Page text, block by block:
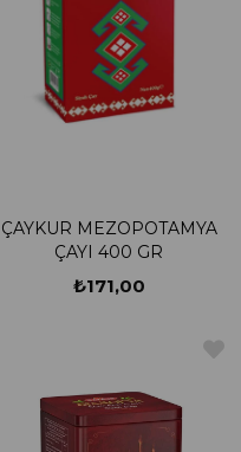
ÇAYKUR MEZOPOTAMYA
ÇAYI 400 GR
₺171,00